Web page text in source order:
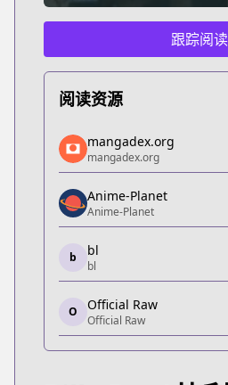
跟踪阅读
阅读资源
mangadex.org
mangadex.org
https://mangadex.org/
Anime-Planet
Anime-Planet
https://www.anime-
bl
1120181
Official Raw
Official Raw
mangadex.org
mangadex.org
Anime-Planet
Anime-Planet
b bl
bl
O Official Raw
Official Raw